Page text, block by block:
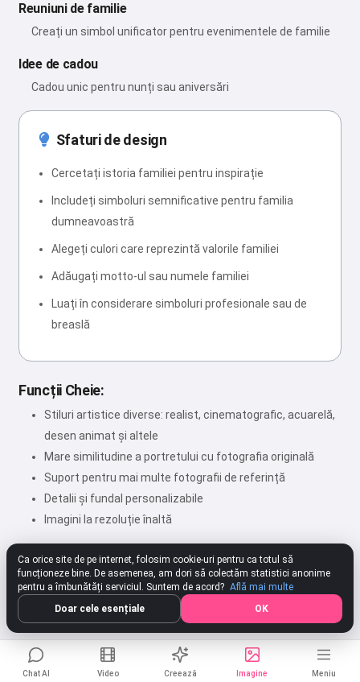
Reuniuni de familie
Creați un simbol unificator pentru evenimentele de familie
Idee de cadou
Cadou unic pentru nunți sau aniversări
Sfaturi de design
Cercetați istoria familiei pentru inspirație
Includeți simboluri semnificative pentru familia
dumneavoastră
Alegeți culori care reprezintă valorile familiei
Adăugați motto-ul sau numele familiei
Luați în considerare simboluri profesionale sau de
breaslă
Funcții Cheie:
Stiluri artistice diverse: realist, cinematografic, acuarelă,
desen animat și altele
Mare similitudine a portretului cu fotografia originală
Suport pentru mai multe fotografii de referință
Detalii și fundal personalizabile
Imagini la rezoluție înaltă
★★★★★4.80312 Setări Evaluează
Chat AI Video Creează Imagine Meniu
Ca orice site de pe internet, folosim cookie-uri pentru ca totul să
funcționeze bine. De asemenea, am dori să colectăm statistici anonime
pentru a îmbunătăți serviciul. Suntem de acord? Află mai multe
Doar cele esențiale
OK